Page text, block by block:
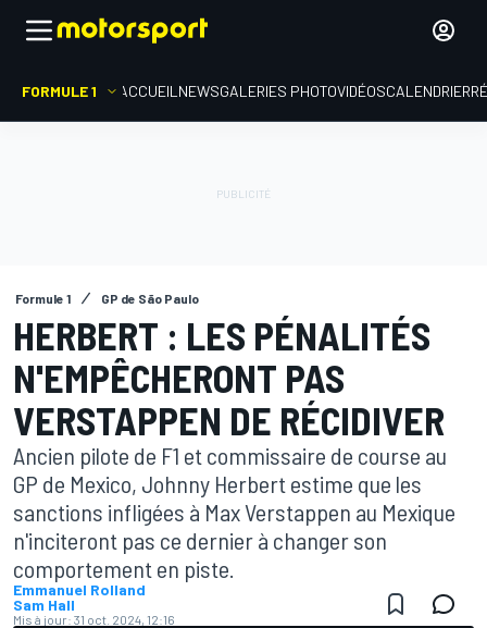
FORMULE 1 ACCUEIL NEWSGALERIES PHOTOVIDÉOSCALENDRIER
Formule 1 GP de São Paulo
HERBERT : LES PÉNALITÉS
N'EMPÊCHERONT PAS
VERSTAPPEN DE RÉCIDIVER
Ancien pilote de F1 et commissaire de course au
GP de Mexico, Johnny Herbert estime que les
sanctions infligées à Max Verstappen au Mexique
n'inciteront pas ce dernier à changer son
comportement en piste.
Emmanuel Rolland
Sam Hall
Mis à jour: 31 oct. 2024, 12:16